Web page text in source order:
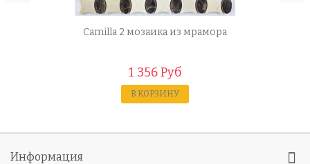
Camilla 2 мозаика из мрамора
1 356 Руб
В КОРЗИНУ
Информация